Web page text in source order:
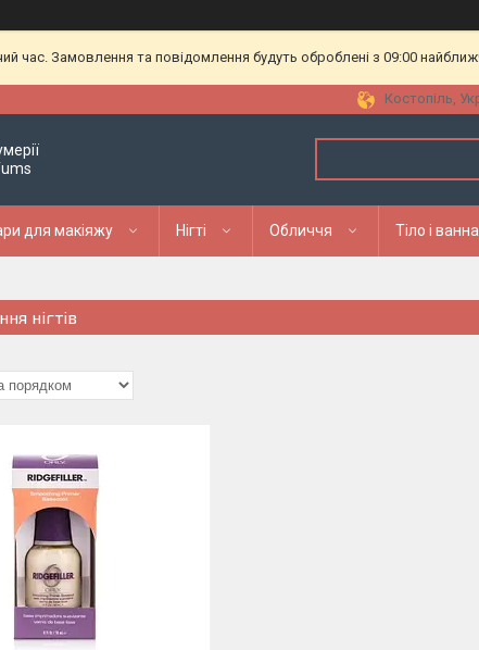
час. Замовлення та повідомлення будуть оброблені з 09:00
Костопіль,
для макіяжу Нігті Обличчя Тіло і ванна
нігтів